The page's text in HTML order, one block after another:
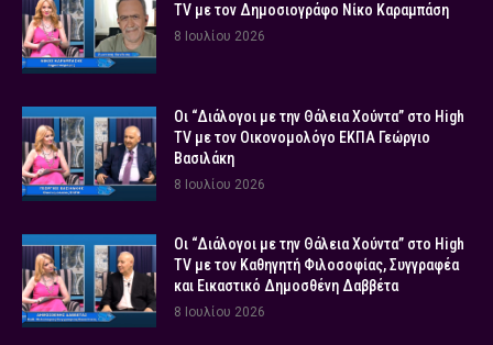
TV με τον Δημοσιογράφο Νίκο Καραμπάση
8 Ιουλίου 2026
Οι “Διάλογοι με την Θάλεια Χούντα” στο High
TV με τον Οικονομολόγο ΕΚΠΑ Γεώργιο
Βασιλάκη
8 Ιουλίου 2026
Οι “Διάλογοι με την Θάλεια Χούντα” στο High
TV με τον Καθηγητή Φιλοσοφίας, Συγγραφέα
και Εικαστικό Δημοσθένη Δαββέτα
8 Ιουλίου 2026